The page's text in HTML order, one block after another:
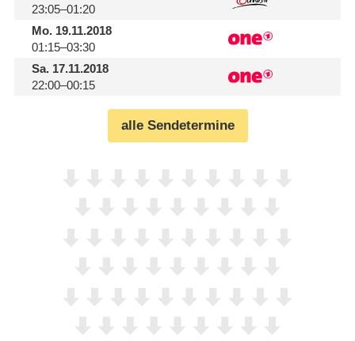
23:05–01:20
Mo.19.11.2018
01:15–03:30
Sa.17.11.2018
22:00–00:15
alle Sendetermine